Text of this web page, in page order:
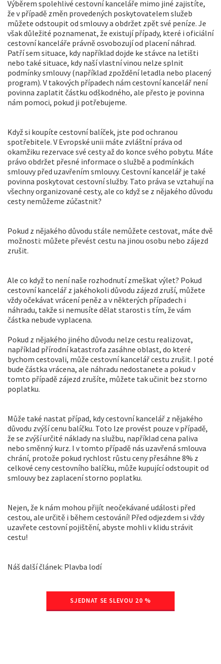
Výběrem spolehlivé cestovní kanceláře mimo jiné zajistíte,
že v případě změn provedených poskytovatelem služeb
můžete odstoupit od smlouvy a obdržet zpět své peníze. Je
však důležité poznamenat, že existují případy, které i oficiální
cestovní kanceláře právně osvobozují od placení náhrad.
Patří sem situace, kdy například dojde ke stávce na letišti
nebo také situace, kdy naší vlastní vinou nelze splnit
podmínky smlouvy (například zpoždění letadla nebo placený
program). V takových případech nám cestovní kancelář není
povinna zaplatit částku odškodného, ​​ale přesto je povinna
nám pomoci, pokud ji potřebujeme.
Když si koupíte cestovní balíček, jste pod ochranou
spotřebitele. V Evropské unii máte zvláštní práva od
okamžiku rezervace své cesty až do konce svého pobytu. Máte
právo obdržet přesné informace o službě a podmínkách
smlouvy před uzavřením smlouvy. Cestovní kancelář je také
povinna poskytovat cestovní služby. Tato práva se vztahují na
všechny organizované cesty, ale co když se z nějakého důvodu
cesty nemůžeme zúčastnit?
Pokud z nějakého důvodu stále nemůžete cestovat, máte dvě
možnosti: můžete převést cestu na jinou osobu nebo zájezd
zrušit.
Ale co když to není naše rozhodnutí zmeškat výlet? Pokud
cestovní kancelář z jakéhokoli důvodu zájezd zruší, můžete
vždy očekávat vrácení peněz a v některých případech i
náhradu, takže si nemusíte dělat starosti s tím, že vám
částka nebude vyplacena.
Pokud z nějakého jiného důvodu nelze cestu realizovat,
například přírodní katastrofa zasáhne oblast, do které
bychom cestovali, může cestovní kancelář cestu zrušit. I poté
bude částka vrácena, ale náhradu nedostanete a pokud v
tomto případě zájezd zrušíte, můžete tak učinit bez storno
poplatku.
Může také nastat případ, kdy cestovní kancelář z nějakého
důvodu zvýší cenu balíčku. Toto lze provést pouze v případě,
že se zvýší určité náklady na službu, například cena paliva
nebo směnný kurz. I v tomto případě nás uzavřená smlouva
chrání, protože pokud rychlost růstu ceny přesáhne 8% z
celkové ceny cestovního balíčku, může kupující odstoupit od
smlouvy bez zaplacení storno poplatku.
Nejen, že k nám mohou přijít neočekávané události před
cestou, ale určitě i během cestování! Před odjezdem si vždy
uzavřete cestovní pojištění, abyste mohli v klidu strávit
cestu!
Náš další článek: Plavba lodí
SJEDNAT SE SLEVOU 20 %